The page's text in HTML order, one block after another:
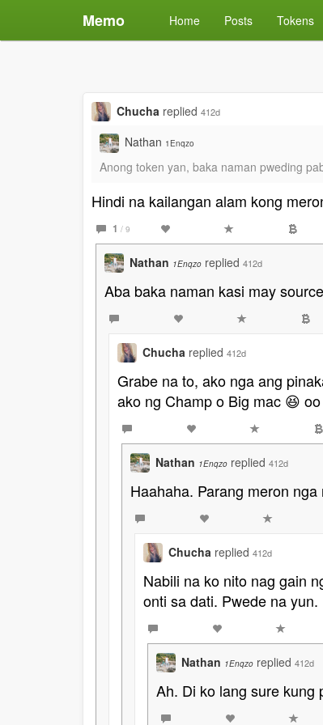
Memo Home Posts Tokens
Chucha replied 412d
Nathan 1Enqzo
Anong token yan, baka naman pweding
Hindi na kailangan alam kong
1 / 9
Nathan 1Enqzo replied 412d
Aba baka naman kasi may
Chucha replied 412d
Grabe na to, ako nga ang
ako ng Champ o Big mac 😆
Nathan 1Enqzo replied 412d
Haahaha. Parang meron
Chucha replied 412d
Nabili na ko nito nag gain
onti sa dati. Pwede na yun.
Nathan 1Enqzo replied 412d
Ah. Di ko lang sure kung